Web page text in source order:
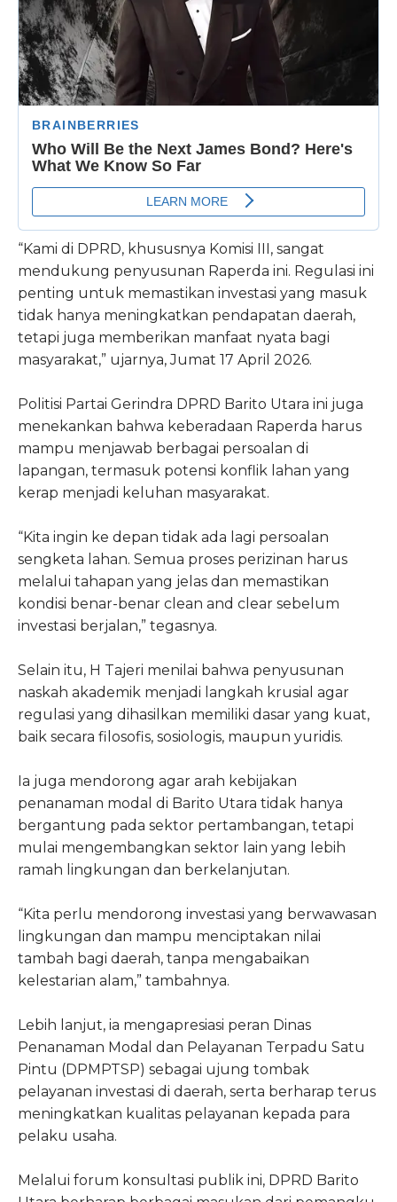
“Kami di DPRD, khususnya Komisi III, sangat
mendukung penyusunan Raperda ini. Regulasi ini
penting untuk memastikan investasi yang masuk
tidak hanya meningkatkan pendapatan daerah,
tetapi juga memberikan manfaat nyata bagi
masyarakat,” ujarnya, Jumat 17 April 2026.
Politisi Partai Gerindra DPRD Barito Utara ini juga
menekankan bahwa keberadaan Raperda harus
mampu menjawab berbagai persoalan di
lapangan, termasuk potensi konflik lahan yang
kerap menjadi keluhan masyarakat.
“Kita ingin ke depan tidak ada lagi persoalan
sengketa lahan. Semua proses perizinan harus
melalui tahapan yang jelas dan memastikan
kondisi benar-benar clean and clear sebelum
investasi berjalan,” tegasnya.
Selain itu, H Tajeri menilai bahwa penyusunan
naskah akademik menjadi langkah krusial agar
regulasi yang dihasilkan memiliki dasar yang kuat,
baik secara filosofis, sosiologis, maupun yuridis.
Ia juga mendorong agar arah kebijakan
penanaman modal di Barito Utara tidak hanya
bergantung pada sektor pertambangan, tetapi
mulai mengembangkan sektor lain yang lebih
ramah lingkungan dan berkelanjutan.
“Kita perlu mendorong investasi yang berwawasan
lingkungan dan mampu menciptakan nilai
tambah bagi daerah, tanpa mengabaikan
kelestarian alam,” tambahnya.
Lebih lanjut, ia mengapresiasi peran Dinas
Penanaman Modal dan Pelayanan Terpadu Satu
Pintu (DPMPTSP) sebagai ujung tombak
pelayanan investasi di daerah, serta berharap terus
meningkatkan kualitas pelayanan kepada para
pelaku usaha.
Melalui forum konsultasi publik ini, DPRD Barito